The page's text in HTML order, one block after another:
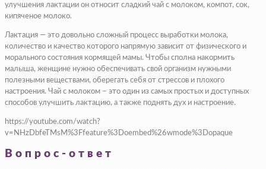
улучшения лактации он относит сладкий чай с молоком, компот, сок,
кипяченое молоко.
Лактация — это довольно сложный процесс выработки молока,
количество и качество которого напрямую зависит от физического и
морального состояния кормящей мамы. Чтобы сполна накормить
малыша, женщине нужно обеспечивать свой организм нужными
полезными веществами, оберегать себя от стрессов и плохого
настроения. Чай с молоком – это один из самых простых и доступных
способов улучшить лактацию, а также поднять дух и настроение.
https://youtube.com/watch?
v=NHzDbfeTMsM%3Ffeature%3Doembed%26wmode%3Dopaque
Вопрос-ответ